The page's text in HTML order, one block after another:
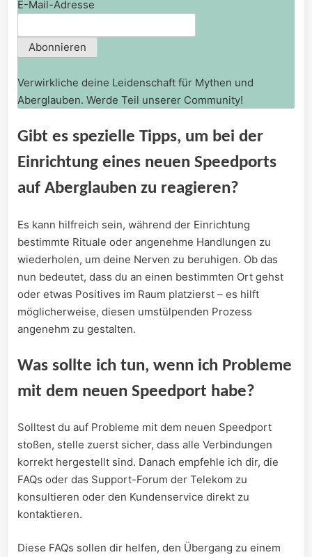
E-Mail-Adresse
Verwirkliche deine Leidenschaft für Mythen und
Aberglauben. Werde Teil unserer Community!
Gibt es spezielle Tipps, um‌ bei der
Einrichtung eines neuen Speedports
auf Aberglauben zu reagieren?
Es kann hilfreich sein, während der Einrichtung
bestimmte Rituale oder angenehme Handlungen zu
wiederholen, um deine Nerven zu beruhigen. Ob das⁤
nun bedeutet, dass du an einen bestimmten⁣ Ort‍ gehst
oder⁤ etwas Positives im Raum platzierst – es hilft
möglicherweise, diesen‌ umstülpenden ‍Prozess
angenehm zu gestalten.
Was sollte ich tun, wenn ich Probleme
mit dem neuen Speedport habe?
Solltest du auf Probleme mit dem ⁢neuen Speedport
⁤stoßen, stelle zuerst sicher, ‌dass alle Verbindungen
korrekt hergestellt‌ sind. Danach empfehle ich dir, die
FAQs oder​ das Support-Forum der ⁢Telekom zu
konsultieren oder den Kundenservice direkt zu
kontaktieren.
Diese FAQs sollen dir helfen,​ den Übergang zu einem